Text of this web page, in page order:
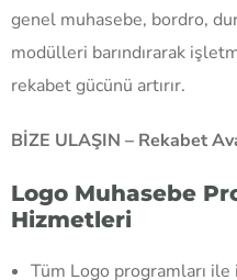
genel muhasebe, bordro,
modülleri barındırarak
rekabet gücünü artırır.
BİZE ULAŞIN – Rekabet
Logo Muhasebe
Hizmetleri
Tüm Logo programları